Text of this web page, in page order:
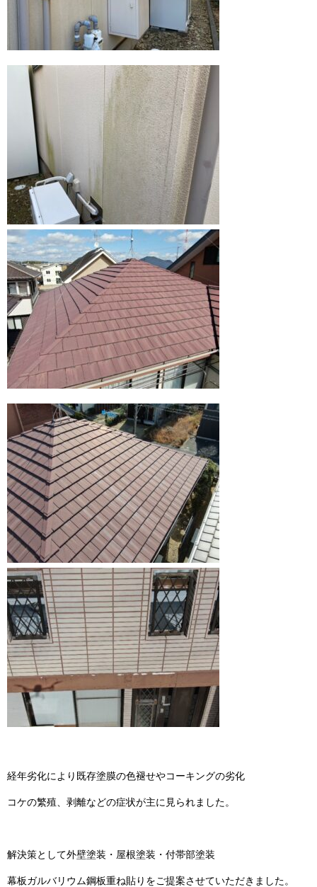
経年劣化により既存塗膜の色褪せやコーキングの劣化
コケの繁殖、剥離などの症状が主に見られました。
解決策として外壁塗装・屋根塗装・付帯部塗装
幕板ガルバリウム鋼板重ね貼りをご提案させていただきました。